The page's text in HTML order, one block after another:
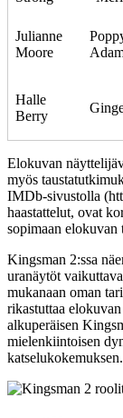
Julianne
Moore
Halle
Berry
Elokuvan
myös
IMDb-sivustolla
haastattelut, ovat
sopimaan elokuvan
Kingsman 2:ssa
uranäytöt
mukanaan oman
rikastuttaa
alkuperäisen
mielenkiintoisen
katselukokemuksen.